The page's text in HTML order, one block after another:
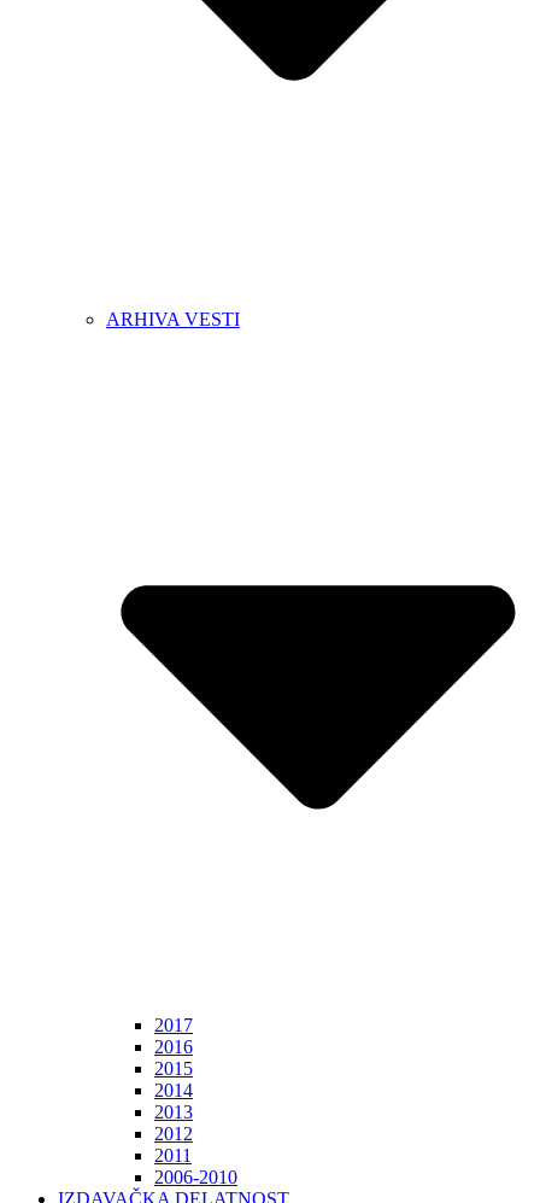
ARHIVA VESTI
2017
2016
2015
2014
2013
2012
2011
2006-2010
IZDAVAČKA DELATNOST